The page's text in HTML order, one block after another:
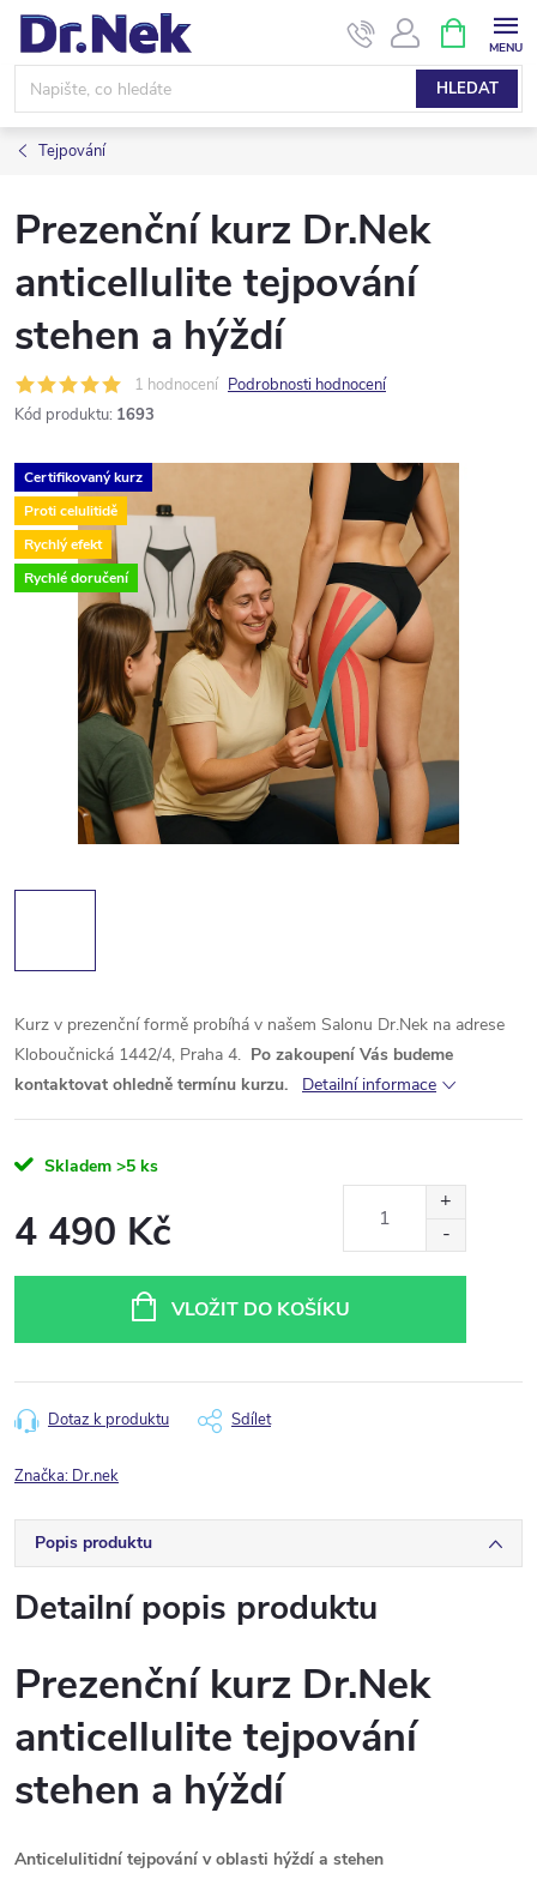
Přejít
obsah
HLEDAT
NÁKUPNÍ
KOŠÍK
Tejpování
Prezenční kurz Dr.Nek
anticellulite tejpování
stehen a hýždí
1 hodnocení Podrobnosti hodnocení
Kód produktu: 1693
Certifikovaný kurz
Proti celulitidě
Rychlý efekt
Rychlé doručení
Kurz v prezenční formě probíhá v našem Salonu Dr.Nek na adrese
Kloboučnická 1442/4, Praha 4. Po zakoupení Vás budeme
kontaktovat ohledně termínu kurzu.
Detailní informace
Skladem >5 ks
4 490 Kč
VLOŽIT DO KOŠÍKU
Dotaz k produktu Sdílet
Značka: Dr.nek
Popis produktu
Detailní popis produktu
Prezenční kurz Dr.Nek
anticellulite tejpování
stehen a hýždí
Anticelulitidní tejpování v oblasti hýždí a stehen